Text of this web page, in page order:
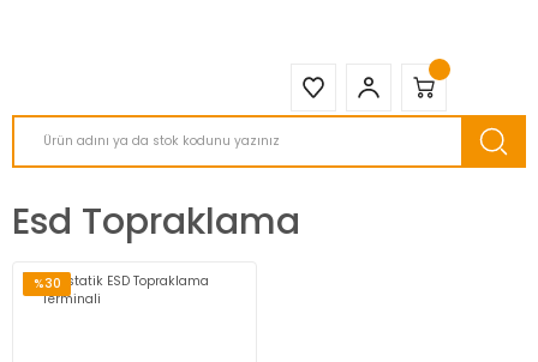
Esd Topraklama
%30